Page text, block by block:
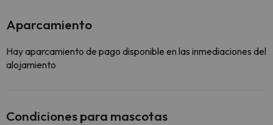
Aparcamiento
Hay aparcamiento de pago disponible en las inmediaciones del
alojamiento
Condiciones para mascotas